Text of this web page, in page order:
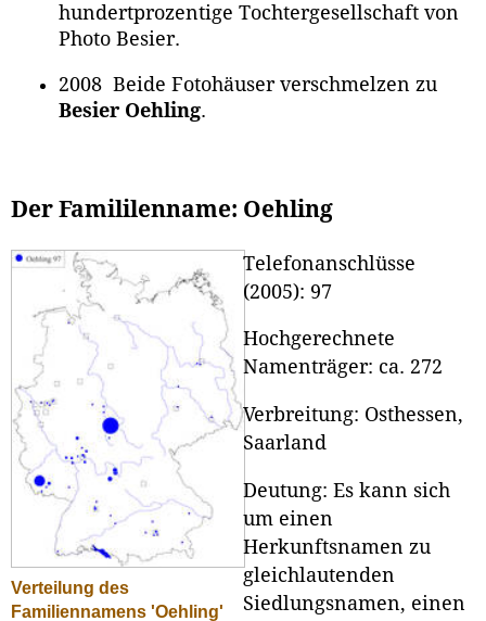
hundertprozentige Tochtergesellschaft von
Photo Besier.
2008 Beide Fotohäuser verschmelzen zu
Besier Oehling.
Der Famililenname: Oehling
Verteilung des
Familiennamens 'Oehling'
Telefonanschlüsse
(2005): 97
Hochgerechnete
Namenträger: ca. 272
Verbreitung: Osthessen,
Saarland
Deutung: Es kann sich
um einen
Herkunftsnamen zu
gleichlautenden
Siedlungsnamen, einen